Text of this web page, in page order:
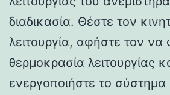
διαδικασία. Θέστε τον
λειτουργία, αφήστε τον να
θερμοκρασία λειτουργίας
ενεργοποιήστε το σύστημα